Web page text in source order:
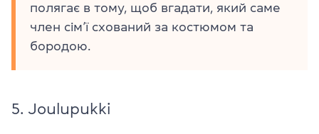
полягає в тому, щоб вгадати, який саме
член сім’ї схований за костюмом та
бородою.
5. Joulupukki